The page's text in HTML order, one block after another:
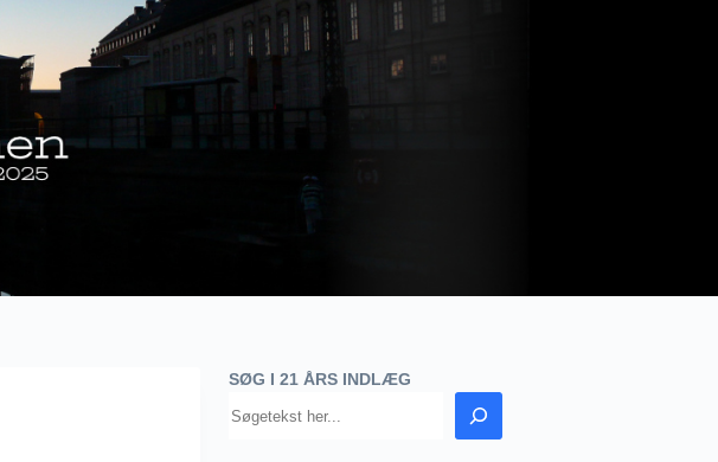
SØG I 21 ÅRS INDLÆG